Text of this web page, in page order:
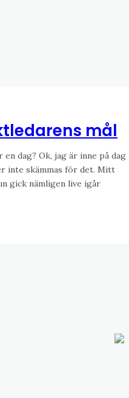
mål
dag? Ok, jag är inne på dag
inte skämmas för det. Mitt
gick nämligen live igår